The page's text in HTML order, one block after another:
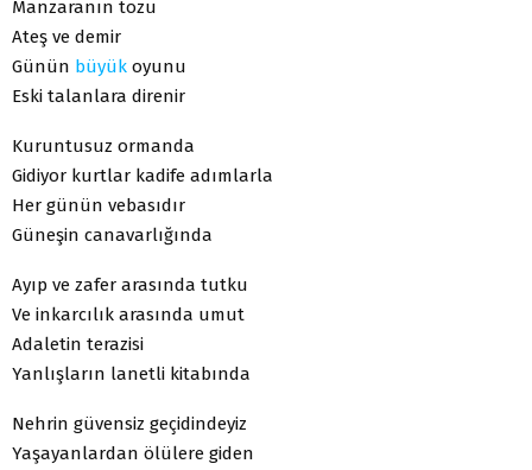
Manzaranın tozu
Ateş ve demir
Günün büyük oyunu
Eski talanlara direnir
Kuruntusuz ormanda
Gidiyor kurtlar kadife adımlarla
Her günün vebasıdır
Güneşin canavarlığında
Ayıp ve zafer arasında tutku
Ve inkarcılık arasında umut
Adaletin terazisi
Yanlışların lanetli kitabında
Nehrin güvensiz geçidindeyiz
Yaşayanlardan ölülere giden